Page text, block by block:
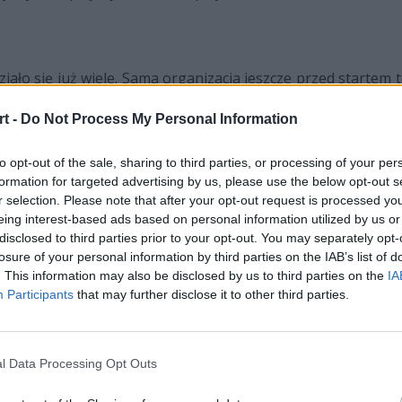
- Do Not Process My Personal Information
opt-out of the sale, sharing to third parties, or processing of your
for targeted advertising by us, please use the below opt-out
selection. Please note that after your opt-out request is processed
interest-based ads based on personal information utilized by us
to third parties prior to your opt-out. You may separately
of your personal information by third parties on the IAB’s list of
This information may also be disclosed by us to third parties on the
Participants that may further disclose it to other third parties.
Data Processing Opt Outs
się już wiele. Sama organizacja jeszcze przed
wieku wynosi 19,2 lat. Poza Robertem "Bulletem"
Masters, wszyscy gracze mają mniej niż dwadzieścia
Ruckiemu trudno odmówić doświadczenia
to zawodnicy, którzy będą stanowić polską
zakończyć swojej kariery wcześniej.
o Mateuszu "Czajku" Czajce, który mimo zaledwie
z samym Marcinem "Jankosem" Jankowskim w
Czajka nieprzypadkowo określa się mianem Baby
midlaner, a doświadczenie zdobywane na bieżąco
jeśli DV1 faktycznie uda się zapewnić dziś awans na
drużyn w Europie.
czasu okazać się pierwszym krokiem do podbicia